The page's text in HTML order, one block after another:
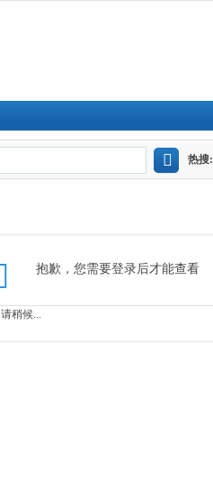
热搜:
抱歉，您需要登录后才能查看
请稍候...